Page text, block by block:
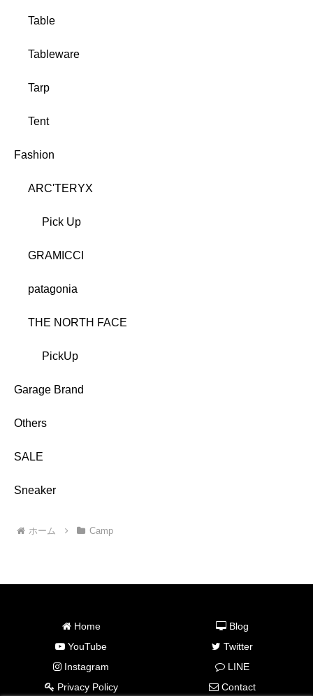
Table
Tableware
Tarp
Tent
Fashion
ARC'TERYX
Pick Up
GRAMICCI
patagonia
THE NORTH FACE
PickUp
Garage Brand
Others
SALE
Sneaker
ホーム Camp
Home
Blog
YouTube
Twitter
Instagram
LINE
Privacy Policy
Contact